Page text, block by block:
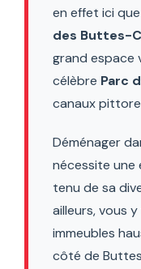
en effet ici
des Buttes-
grand espace
célèbre Parc
canaux
Déménager
nécessite
tenu de sa
ailleurs, vous
immeubles
côté de